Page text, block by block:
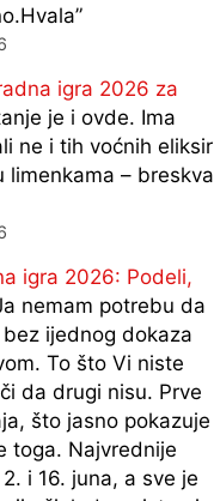
”
igra 2026 za
je i ovde. Ima
ne i tih voćnih eliksir
– breskva
igra 2026: Podeli,
nemam potrebu da
ijednog dokaza
To što Vi niste
da drugi nisu. Prve
što jasno pokazuje
toga. Najvrednije
i 16. juna, a sve je